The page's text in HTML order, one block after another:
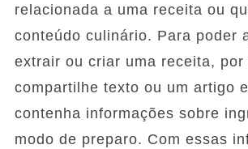
relacionada a uma receita ou
conteúdo culinário. Para poder
extrair ou criar uma receita, por
compartilhe texto ou um artigo
contenha informações sobre
modo de preparo. Com essas